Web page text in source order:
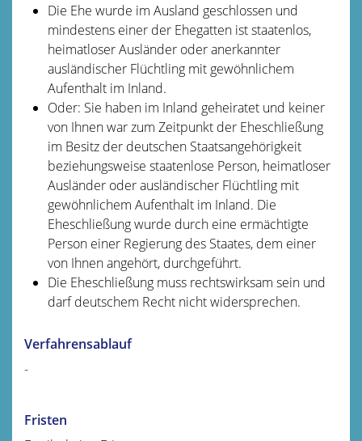
Die Ehe wurde im Ausland geschlossen und
mindestens einer der Ehegatten ist staatenlos,
heimatloser Ausländer oder anerkannter
ausländischer Flüchtling mit gewöhnlichem
Aufenthalt im Inland.
Oder: Sie haben im Inland geheiratet und keiner
von Ihnen war zum Zeitpunkt der Eheschließung
im Besitz der deutschen Staatsangehörigkeit
beziehungsweise staatenlose Person, heimatloser
Ausländer oder ausländischer Flüchtling mit
gewöhnlichem Aufenthalt im Inland. Die
Eheschließung wurde durch eine ermächtigte
Person einer Regierung des Staates, dem einer
von Ihnen angehört, durchgeführt.
Die Eheschließung muss rechtswirksam sein und
darf deutschem Recht nicht widersprechen.
Verfahrensablauf
-
Fristen